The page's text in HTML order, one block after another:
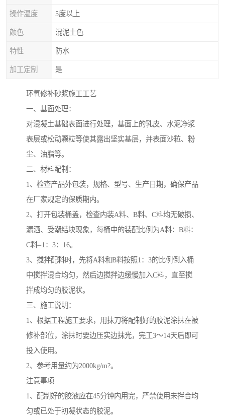
操作温度 5度以上
颜色 混泥土色
特性 防水
加工定制 是
环氧修补砂浆施工工艺
一、基面处理：
对混凝土基础表面进行处理，基面上的乳皮、水泥净浆
表层或松动颗粒等使其露出坚实基层，并表面沙粒、粉
尘、油脂等。
二、材料配制：
1、检查产品外包装，规格、型号、生产日期，确保产品
在厂家规定的保质期内。
2、打开包装桶盖，检查内装A料、B料、C料均无破损、
漏洒、受潮结块现象，每桶中的装配比例为A料：B料：
C料=1：3：16。
3、搅拌配料时，先将A料和B料按照1：3的比例倒入桶
中搅拌混合均匀，然后边搅拌边缓慢加入C料，直至搅
拌成均匀的胶泥状。
三、施工说明：
1、根据工程施工要求，用抹刀将配制好的胶泥涂抹在被
修补部位，涂抹时要边压实边抹光，完工3～14天后即可
投入使用。
2、参考用量约为2000kg/m?。
注意事项
1、配制好的胶液应在45分钟内用完，严禁使用未拌合均
匀或已处于初凝状态的胶泥。